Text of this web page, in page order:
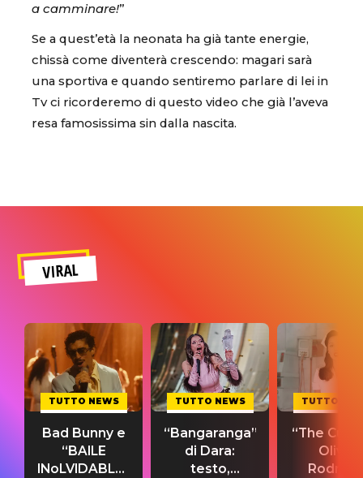
a camminare!”
Se a quest’età la neonata ha già tante energie,
chissà come diventerà crescendo: magari sarà
una sportiva e quando sentiremo parlare di lei in
Tv ci ricorderemo di questo video che già l’aveva
resa famosissima sin dalla nascita.
VIRAL
TUTTO NEWS
Bad Bunny e
“BAILE
INoLVIDABLE”:
TUTTO NEWS
“Bangaranga”
di Dara:
testo,
TUTTO
“The
Olivia